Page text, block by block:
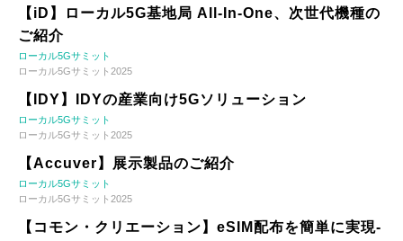
【iD】ローカル5G基地局 All-In-One、次世代機種の
ご紹介
ローカル5Gサミット
ローカル5Gサミット2025
【IDY】IDYの産業向け5Gソリューション
ローカル5Gサミット
ローカル5Gサミット2025
【Accuver】展示製品のご紹介
ローカル5Gサミット
ローカル5Gサミット2025
【コモン・クリエーション】eSIM配布を簡単に実現-